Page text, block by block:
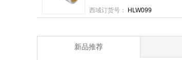
西域订货号：
HLW099
新品推荐